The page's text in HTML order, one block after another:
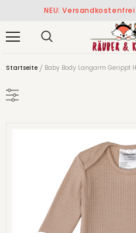
NEU:
Startseite Baby Body Langarm Gerippt